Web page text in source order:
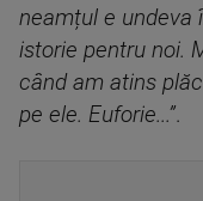
neamțul e undeva
istorie pentru noi.
când am atins
pe ele. Euforie...”.